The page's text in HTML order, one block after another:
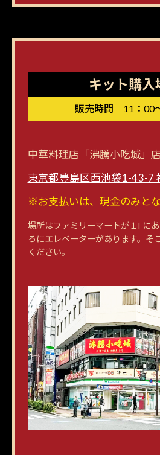
キット購入
販売時間 11：00
中華料理店「沸騰小吃城」
東京都豊島区西池袋1-43-7
※お支払いは、現金のみと
場所はファミリーマートが１Fに
ろにエレベーターがあります。そ
ください。